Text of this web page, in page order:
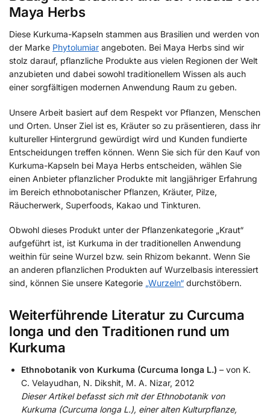
Maya Herbs
Diese Kurkuma-Kapseln stammen aus Brasilien und werden von
der Marke Phytolumiar angeboten. Bei Maya Herbs sind wir
stolz darauf, pflanzliche Produkte aus vielen Regionen der Welt
anzubieten und dabei sowohl traditionellem Wissen als auch
einer sorgfältigen modernen Anwendung Raum zu geben.
Unsere Arbeit basiert auf dem Respekt vor Pflanzen, Menschen
und Orten. Unser Ziel ist es, Kräuter so zu präsentieren, dass ihr
kultureller Hintergrund gewürdigt wird und Kunden fundierte
Entscheidungen treffen können. Wenn Sie sich für den Kauf von
Kurkuma-Kapseln bei Maya Herbs entscheiden, wählen Sie
einen Anbieter pflanzlicher Produkte mit langjähriger Erfahrung
im Bereich ethnobotanischer Pflanzen, Kräuter, Pilze,
Räucherwerk, Superfoods, Kakao und Tinkturen.
Obwohl dieses Produkt unter der Pflanzenkategorie „Kraut“
aufgeführt ist, ist Kurkuma in der traditionellen Anwendung
weithin für seine Wurzel bzw. sein Rhizom bekannt. Wenn Sie
an anderen pflanzlichen Produkten auf Wurzelbasis interessiert
sind, können Sie unsere Kategorie „Wurzeln“ durchstöbern.
Weiterführende Literatur zu Curcuma
longa und den Traditionen rund um
Kurkuma
Ethnobotanik von Kurkuma (Curcuma longa L.) – von K.
C. Velayudhan, N. Dikshit, M. A. Nizar, 2012
Dieser Artikel befasst sich mit der Ethnobotanik von
Kurkuma (Curcuma longa L.), einer alten Kulturpflanze,